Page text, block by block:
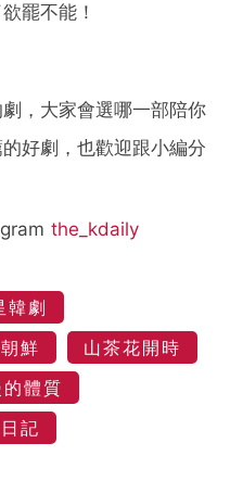
罷不能！
，大家會選哪一部陪你
好劇，也歡迎跟小編分
the_kdaily
劇
鮮
山茶花開時
體質
記